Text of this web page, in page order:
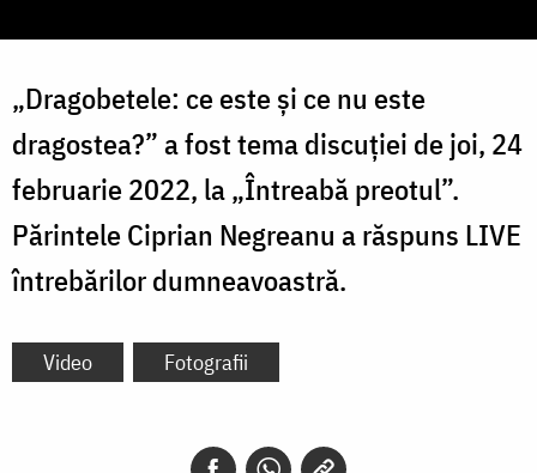
„Dragobetele: ce este și ce nu este
dragostea?” a fost tema discuției de joi, 24
februarie 2022, la „Întreabă preotul”.
Părintele Ciprian Negreanu a răspuns LIVE
întrebărilor dumneavoastră.
Video Fotografii